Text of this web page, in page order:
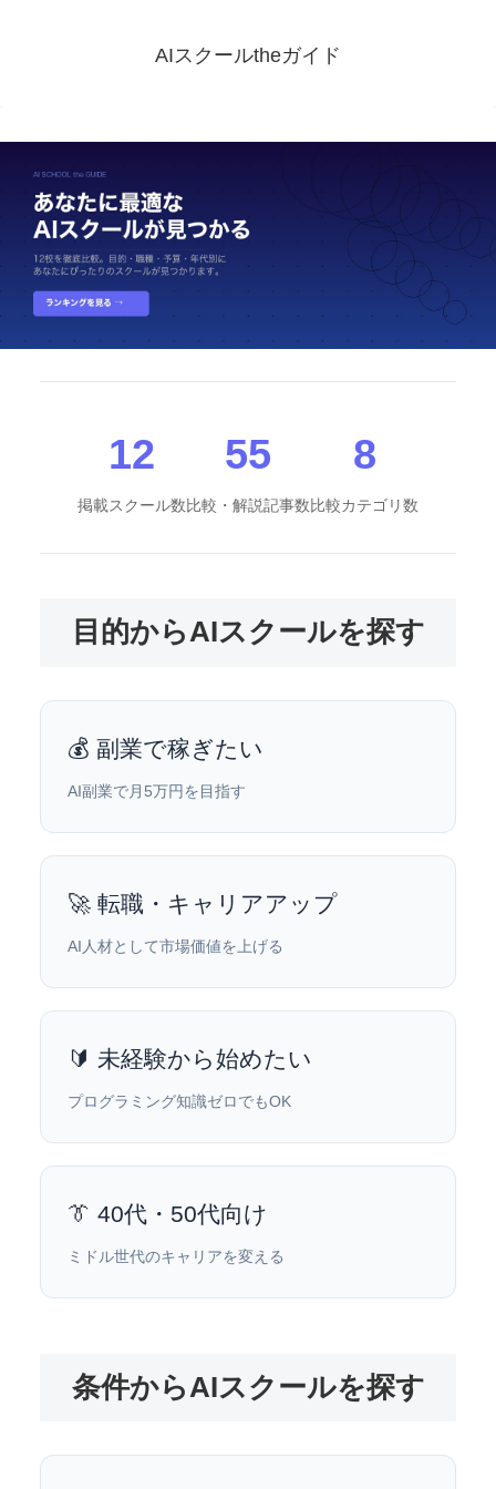
AIスクールtheガイド
12
掲載スクール数
55
比較・解説記事数
8
比較カテゴリ数
目的からAIスクールを探す
💰 副業で稼ぎたい
AI副業で月5万円を目指す
🚀 転職・キャリアアップ
AI人材として市場価値を上げる
🔰 未経験から始めたい
プログラミング知識ゼロでもOK
👔 40代・50代向け
ミドル世代のキャリアを変える
条件からAIスクールを探す